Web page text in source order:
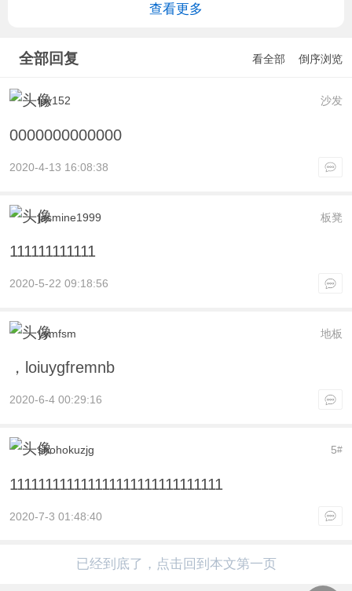
查看更多
全部回复 看全部 倒序浏览
沙发
lpy152
0000000000000
2020-4-13 16:08:38
板凳
jasmine1999
111111111111
2020-5-22 09:18:56
地板
yymfsm
，loiuygfremnb
2020-6-4 00:29:16
5#
shohokuzjg
111111111111111111111111111111
2020-7-3 01:48:40
已经到底了，点击回到本文第一页